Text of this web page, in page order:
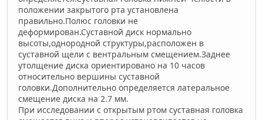
положении закрытого рта установлена
правильно.Полюс головки не
деформирован.Суставной диск нормально
высоты,однородной структуры,расположен в
суставной щели с вентральным смещением.Заднее
утолщение диска ориентировано на 10 часов
относительно вершины суставной
головки.Дополнительно определяется латеральное
смещение диска на 2.7 мм.
При исследовании с открытым ртом суставная головка